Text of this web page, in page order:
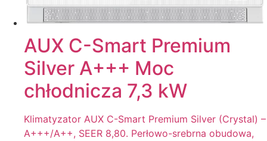
AUX C-Smart Premium
Silver A+++ Moc
chłodnicza 7,3 kW
Klimatyzator AUX C-Smart Premium Silver (Crystal) –
A+++/A++, SEER 8,80. Perłowo-srebrna obudowa,